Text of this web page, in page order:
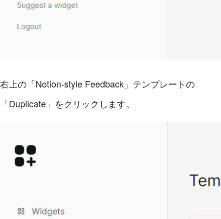
右上の「Notion-style Feedback」テンプレートの
「Duplicate」をクリックします。